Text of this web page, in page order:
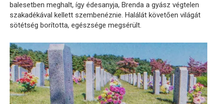
balesetben meghalt, így édesanyja, Brenda a gyász végtelen
szakadékával kellett szembenéznie. Halálát követően világát
sötétség borította, egészsége megsérült.